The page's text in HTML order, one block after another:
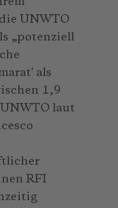
UNWTO
„potenziell
als
1,9
laut
RFI